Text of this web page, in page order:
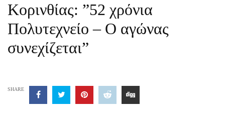
Κορινθίας: ”52 χρόνια
Πολυτεχνείο – Ο αγώνας
συνεχίζεται”
SHARE